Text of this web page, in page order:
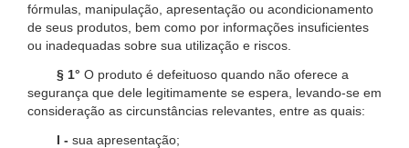
fórmulas, manipulação, apresentação ou acondicionamento
de seus produtos, bem como por informações insuficientes
ou inadequadas sobre sua utilização e riscos.
§ 1° O produto é defeituoso quando não oferece a
segurança que dele legitimamente se espera, levando-se em
consideração as circunstâncias relevantes, entre as quais:
I - sua apresentação;